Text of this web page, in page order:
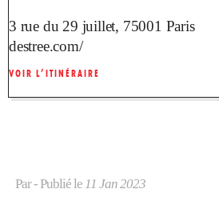
3 rue du 29 juillet, 75001 Paris
destree.com/
VOIR L’ITINÉRAIRE
Par- Publié le 11 Jan 2023